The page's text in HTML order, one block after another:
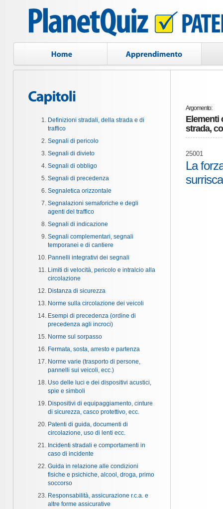
Definizioni stradali, della strada e di
traffico
Segnali di pericolo
Segnali di divieto
Segnali di obbligo
Segnali di precedenza
Segnaletica orizzontale
Segnalazioni semaforiche e degli
agenti del traffico
Segnali di indicazione
Segnali complementari, segnali
temporanei e di cantiere
Pannelli integrativi dei segnali
Limiti di velocità, pericolo e intralcio alla
circolazione
Distanza di sicurezza
Norme sulla circolazione dei veicoli
Esempi di precedenza (ordine di
precedenza agli incroci)
Norme sul sorpasso
Fermata, sosta, arresto e partenza
Norme varie (trasporto di persone,
pannelli sui veicoli, ecc.)
Uso delle luci e dei dispositivi acustici,
spie e simboli
Dispositivi di equipaggiamento, cinture
di sicurezza, casco protettivo, ecc.
Patenti di guida, documenti di
circolazione, uso di lenti ecc.
Incidenti stradali e comportamenti in
caso di incidente
Guida in relazione alle condizioni
fisiche e psichiche, alcool, droga, primo
soccorso
Responsabilità, assicurazione r.c.a. e
altre forme assicurative
Argomento:
Elementi
strada,
25001
La